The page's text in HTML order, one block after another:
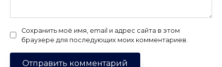
Сохранить моё имя, email и адрес сайта в этом
браузере для последующих моих комментариев.